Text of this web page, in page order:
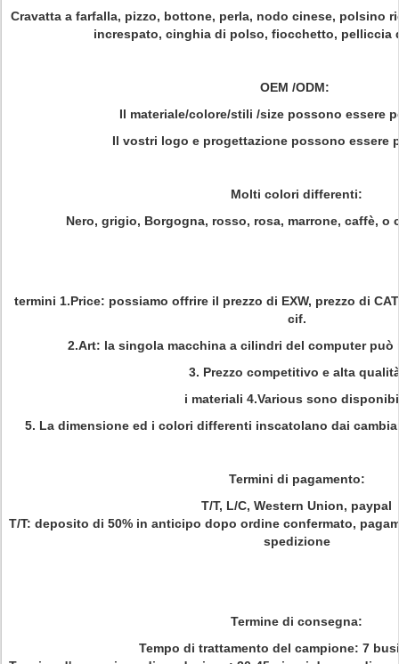
Cravatta a farfalla, pizzo, bottone, perla, nodo cinese, polsino
increspato, cinghia di polso, fiocchetto, pelliccia
OEM /ODM:
Il materiale/colore/stili /size possono essere
Il vostri logo e progettazione possono essere
Molti colori differenti:
Nero, grigio, Borgogna, rosso, rosa, marrone, caffè, o
termini 1.Price: possiamo offrire il prezzo di EXW, prezzo di
cif.
2.Art: la singola macchina a cilindri del computer
3. Prezzo competitivo e alta
i materiali 4.Various sono
5. La dimensione ed i colori differenti inscatolano dai
Termini di pagamento:
T/T, L/C, Western Union, paypal
T/T: deposito di 50% in anticipo dopo ordine confermato,
spedizione
Termine di consegna:
Tempo di trattamento del campione: 7